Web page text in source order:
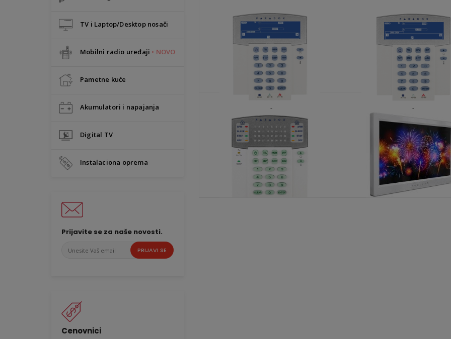
TV i Laptop/Desktop nosači
Mobilni radio uređaji • NOVO
Pametne kuće
Akumulatori i napajanja
Digital TV
Instalaciona oprema
Prijavite se za naše novosti.
Vaš
PRIJAVI SE
Cenovnici
K38/868
KATALOŠKI BROJ: 8642
K38/433
KATALOŠKI BROJ: 8617